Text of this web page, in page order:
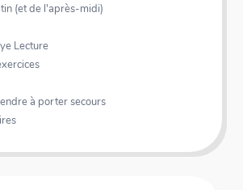
(et de l'après-midi)
Lecture
à porter secours